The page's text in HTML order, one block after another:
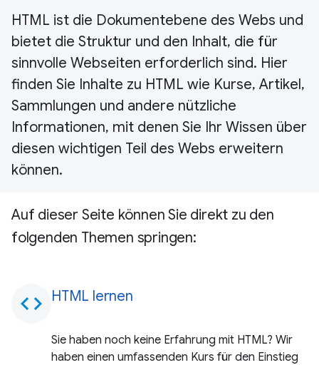
HTML ist die Dokumentebene des Webs und
bietet die Struktur und den Inhalt, die für
sinnvolle Webseiten erforderlich sind. Hier
finden Sie Inhalte zu HTML wie Kurse, Artikel,
Sammlungen und andere nützliche
Informationen, mit denen Sie Ihr Wissen über
diesen wichtigen Teil des Webs erweitern
können.
Auf dieser Seite können Sie direkt zu den
folgenden Themen springen:
code HTML lernen
Sie haben noch keine Erfahrung mit HTML? Wir
haben einen umfassenden Kurs für den Einstieg